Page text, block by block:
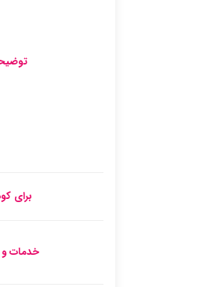
برای
خدمات و